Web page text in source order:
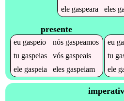
ele gaspeara eles
presente
eu gaspeio nós gaspeamos
tu gaspeias vós gaspeais
ele gaspeia eles gaspeiam
eu
tu
ele